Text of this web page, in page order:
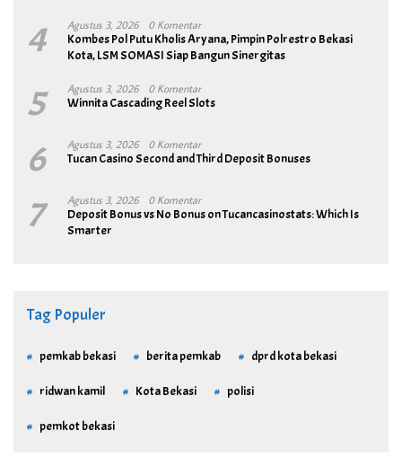
4 Agustus 3, 2026 0 Komentar
Kombes Pol Putu Kholis Aryana, Pimpin Polrestro Bekasi
Kota, LSM SOMASI Siap Bangun Sinergitas
5 Agustus 3, 2026 0 Komentar
Winnita Cascading Reel Slots
6 Agustus 3, 2026 0 Komentar
Tucan Casino Second and Third Deposit Bonuses
7 Agustus 3, 2026 0 Komentar
Deposit Bonus vs No Bonus on Tucancasinostats: Which Is
Smarter
Tag Populer
pemkab bekasi berita pemkab dprd kota bekasi
ridwan kamil Kota Bekasi polisi
pemkot bekasi